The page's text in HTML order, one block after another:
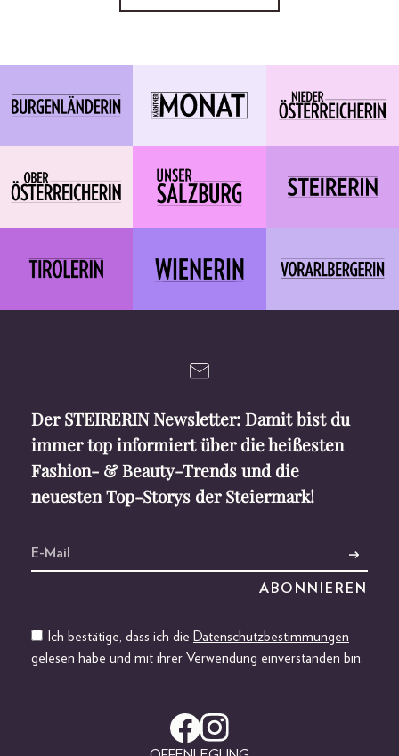
Der STEIRERIN Newsletter: Damit bist du
immer top informiert über die heißesten
Fashion- & Beauty-Trends und die
neuesten Top-Storys der Steiermark!
Ich bestätige, dass ich die Datenschutzbestimmungen
gelesen habe und mit ihrer Verwendung einverstanden bin.